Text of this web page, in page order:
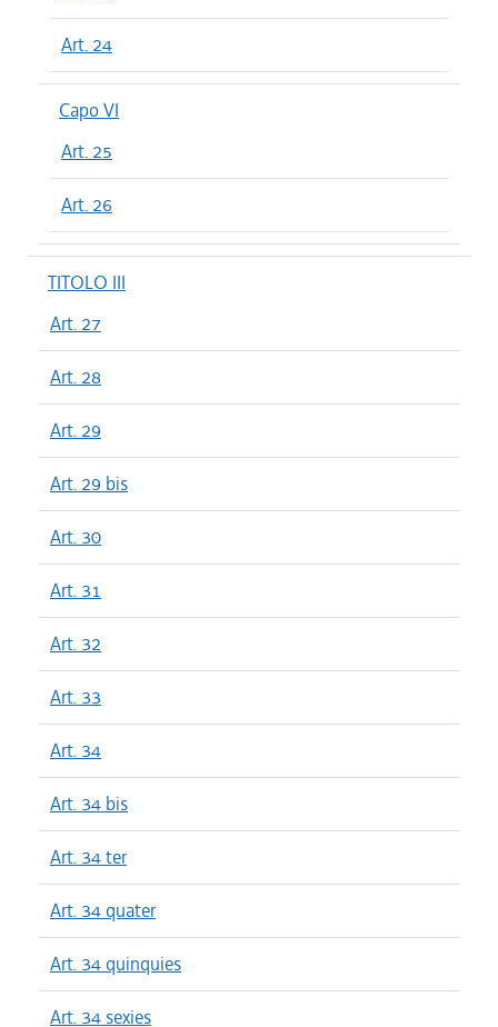
Art. 24
Capo VI
Art. 25
Art. 26
TITOLO III
Art. 27
Art. 28
Art. 29
Art. 29 bis
Art. 30
Art. 31
Art. 32
Art. 33
Art. 34
Art. 34 bis
Art. 34 ter
Art. 34 quater
Art. 34 quinquies
Art. 34 sexies